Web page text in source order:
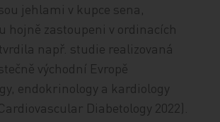
jehlami v kupce sena,
hojně zastoupeni v ordinacích
např. studie realizovaná
východní Evropě
endokrinology a kardiology
Diabetology 2022).